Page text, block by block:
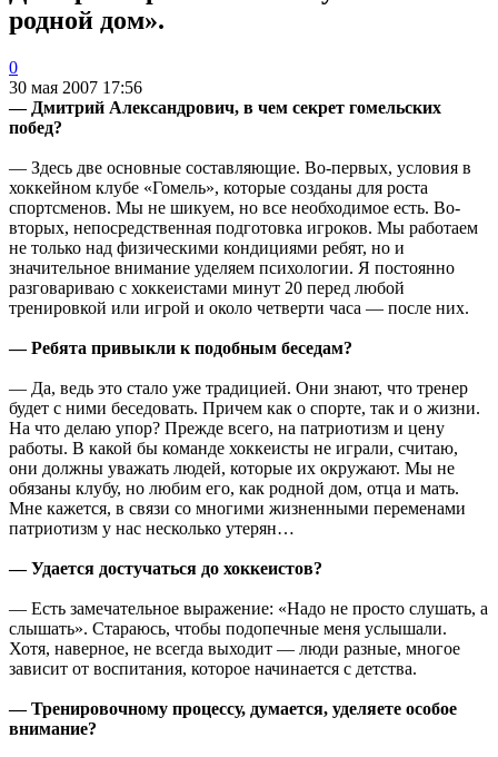
родной дом».
0
30 мая 2007 17:56
— Дмитрий Александрович, в чем секрет гомельских
побед?
— Здесь две основные составляющие. Во-первых, условия в
хоккейном клубе «Гомель», которые созданы для роста
спортсменов. Мы не шикуем, но все необходимое есть. Во-
вторых, непосредственная подготовка игроков. Мы работаем
не только над физическими кондициями ребят, но и
значительное внимание уделяем психологии. Я постоянно
разговариваю с хоккеистами минут 20 перед любой
тренировкой или игрой и около четверти часа — после них.
— Ребята привыкли к подобным беседам?
— Да, ведь это стало уже традицией. Они знают, что тренер
будет с ними беседовать. Причем как о спорте, так и о жизни.
На что делаю упор? Прежде всего, на патриотизм и цену
работы. В какой бы команде хоккеисты не играли, считаю,
они должны уважать людей, которые их окружают. Мы не
обязаны клубу, но любим его, как родной дом, отца и мать.
Мне кажется, в связи со многими жизненными переменами
патриотизм у нас несколько утерян…
— Удается достучаться до хоккеистов?
— Есть замечательное выражение: «Надо не просто слушать, а
слышать». Стараюсь, чтобы подопечные меня услышали.
Хотя, наверное, не всегда выходит — люди разные, многое
зависит от воспитания, которое начинается с детства.
— Тренировочному процессу, думается, уделяете особое
внимание?